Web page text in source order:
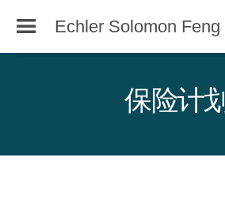
Echler Solomon Feng
保险计划